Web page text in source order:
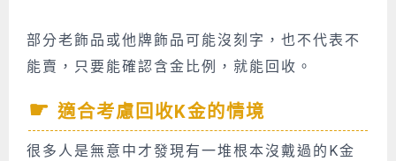
部分老飾品或他牌飾品可能沒刻字，也不代表不
能賣，只要能確認含金比例，就能回收。
適合考慮回收K金的情境
很多人是無意中才發現有一堆根本沒戴過的K金